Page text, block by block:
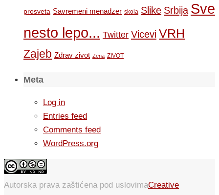
prosveta Savremeni menadzer skola Slike Srbija Sve
nesto lepo... Twitter Vicevi VRH
Zajeb Zdrav zivot Zena ZIVOT
Meta
Log in
Entries feed
Comments feed
WordPress.org
Autorska prava zaštićena pod uslovimaCreative